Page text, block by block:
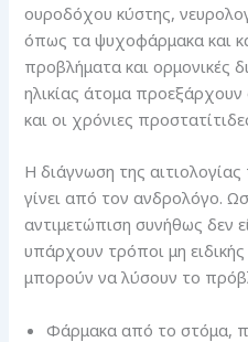
ουροδόχου κύστης,
όπως τα ψυχοφάρμακα και
προβλήματα και ορμονικές
ηλικίας άτομα
και οι χρόνιες
Η διάγνωση της
γίνει από τον ανδρολόγο.
αντιμετώπιση συνήθως δεν
υπάρχουν τρόποι μη
μπορούν να λύσουν το
Φάρμακα από το στόμα,